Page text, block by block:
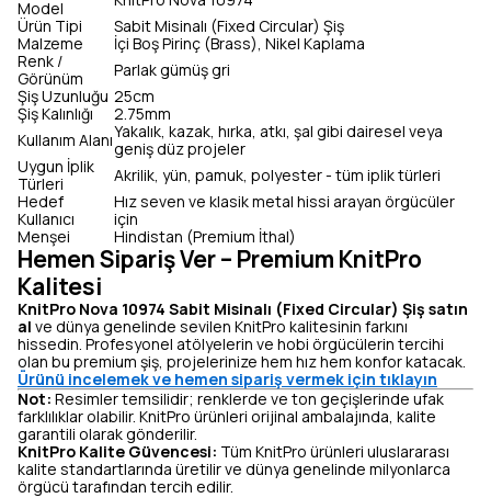
Model
Ürün Tipi
Sabit Misinalı (Fixed Circular) Şiş
Malzeme
İçi Boş Pirinç (Brass), Nikel Kaplama
Renk /
Görünüm
Parlak gümüş gri
Şiş Uzunluğu 25cm
Şiş Kalınlığı
2.75mm
Kullanım AlanıYakalık, kazak, hırka, atkı, şal gibi dairesel veya
geniş düz projeler
Uygun İplik
Türleri
Akrilik, yün, pamuk, polyester - tüm iplik türleri
Hedef
Kullanıcı
Hız seven ve klasik metal hissi arayan örgücüler
için
Menşei
Hindistan (Premium İthal)
Hemen Sipariş Ver – Premium KnitPro
Kalitesi
KnitPro Nova 10974 Sabit Misinalı (Fixed Circular) Şiş satın
al ve dünya genelinde sevilen KnitPro kalitesinin farkını
hissedin. Profesyonel atölyelerin ve hobi örgücülerin tercihi
olan bu premium şiş, projelerinize hem hız hem konfor katacak.
Ürünü incelemek ve hemen sipariş vermek için tıklayın
Not: Resimler temsilidir; renklerde ve ton geçişlerinde ufak
farklılıklar olabilir. KnitPro ürünleri orijinal ambalajında, kalite
garantili olarak gönderilir.
KnitPro Kalite Güvencesi: Tüm KnitPro ürünleri uluslararası
kalite standartlarında üretilir ve dünya genelinde milyonlarca
örgücü tarafından tercih edilir.